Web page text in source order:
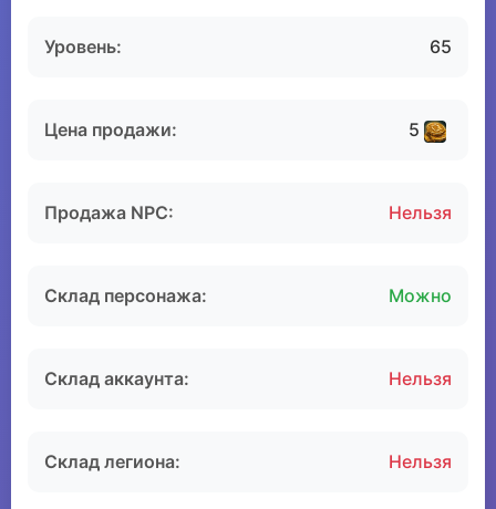
Уровень: 65
Цена продажи: 5
Продажа NPC: Нельзя
Склад персонажа: Можно
Склад аккаунта: Нельзя
Склад легиона: Нельзя